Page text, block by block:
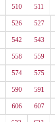
510 511
526 527
542 543
558 559
574 575
590 591
606 607